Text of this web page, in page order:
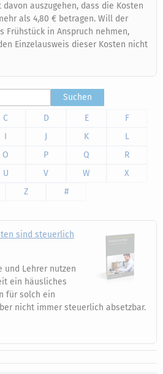
auszugehen, dass die Kosten
als 4,80 € betragen. Will der
Frühstück in Anspruch nehmen,
Einzelausweis dieser Kosten nicht
Suchen
C D E
F
I J K
L
O P Q
R
U V W
X
Z #
sind steuerlich
und Lehrer nutzen
ein häusliches
für solch ein
nicht immer steuerlich absetzbar.